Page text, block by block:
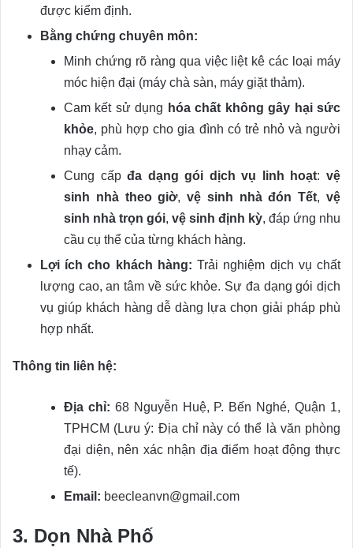
được kiểm định.
Bằng chứng chuyên môn:
Minh chứng rõ ràng qua việc liệt kê các loại máy
móc hiện đại (máy chà sàn, máy giặt thảm).
Cam kết sử dụng hóa chất không gây hại sức
khỏe, phù hợp cho gia đình có trẻ nhỏ và người
nhạy cảm.
Cung cấpđa dạng gói dịch vụ linh hoạt:vệ
sinh nhà theo giờ,vệ sinh nhà đón Tết,vệ
sinh nhà trọn gói, vệ sinh định kỳ, đáp ứng nhu
cầu cụ thể của từng khách hàng.
Lợi ích cho khách hàng: Trải nghiệm dịch vụ chất
lượng cao, an tâm về sức khỏe. Sự đa dạng gói dịch
vụ giúp khách hàng dễ dàng lựa chọn giải pháp phù
hợp nhất.
Thông tin liên hệ:
Địa chỉ: 68 Nguyễn Huệ, P. Bến Nghé, Quận 1,
TPHCM (Lưu ý: Địa chỉ này có thể là văn phòng
đại diện, nên xác nhận địa điểm hoạt động thực
tế).
Email: beecleanvn@gmail.com
3. Dọn Nhà Phố